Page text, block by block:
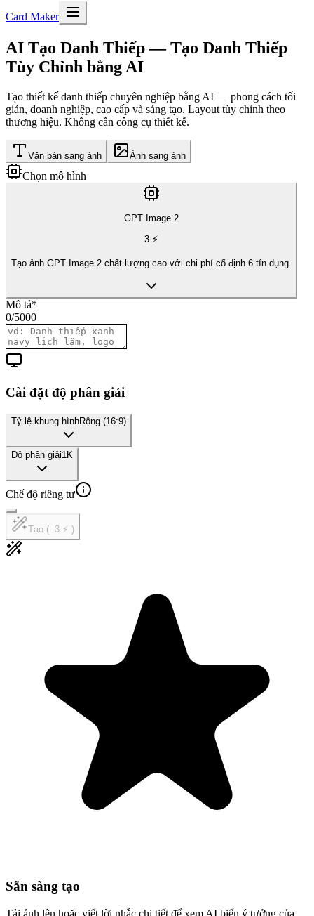
Card Maker
AI Tạo Danh Thiếp— Tạo Danh Thiếp
Tùy Chỉnh bằng AI
Tạo thiết kế danh thiếp chuyên nghiệp bằng AI — phong cách tối
giản, doanh nghiệp, cao cấp và sáng tạo. Layout tùy chỉnh theo
thương hiệu. Không cần công cụ thiết kế.
Văn bản sang ảnh Ảnh sang ảnh
Chọn mô hình
GPT Image 2
3 ⚡
Tạo ảnh GPT Image 2 chất lượng cao với chi phí cố định 6 tín dụng.
Mô tả*
0/5000
Cài đặt độ phân giải
Tỷ lệ khung hìnhRộng (16:9)
Độ phân giải1K
Chế độ riêng tư
Tạo ( -3 ⚡ )
Sẵn sàng tạo
Tải ảnh lên hoặc viết lời nhắc chi tiết để xem AI biến ý tưởng của